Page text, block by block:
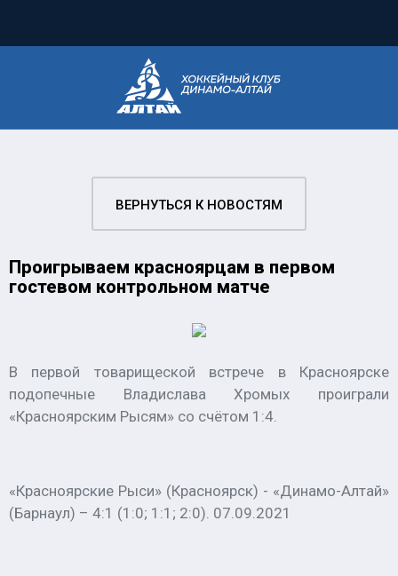
ВЕРНУТЬСЯ К НОВОСТЯМ
Проигрываем красноярцам в первом
гостевом контрольном матче
В первой товарищеской встрече в Красноярске
подопечные Владислава Хромых проиграли
«Красноярским Рысям» со счётом 1:4.
«Красноярские Рыси» (Красноярск) - «Динамо-Алтай»
(Барнаул) – 4:1 (1:0; 1:1; 2:0). 07.09.2021